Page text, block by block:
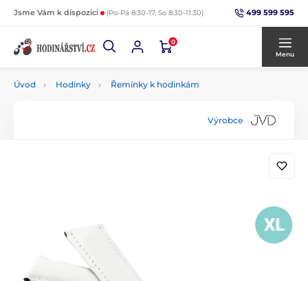
Jsme Vám k dispozici (Po-Pá 8:30-17, So 8:30-11:30) 499 599 595
0
Menu
Úvod Hodinky Řemínky k hodinkám
Výrobce